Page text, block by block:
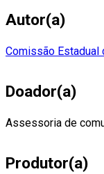
Autor(a)
Comissão Estadual
Doador(a)
Assessoria de
Produtor(a)